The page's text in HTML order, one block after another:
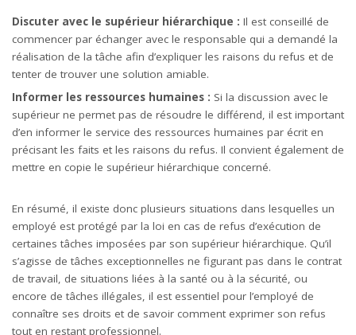
Discuter avec le supérieur hiérarchique : Il est conseillé de
commencer par échanger avec le responsable qui a demandé la
réalisation de la tâche afin d’expliquer les raisons du refus et de
tenter de trouver une solution amiable.
Informer les ressources humaines : Si la discussion avec le
supérieur ne permet pas de résoudre le différend, il est important
d’en informer le service des ressources humaines par écrit en
précisant les faits et les raisons du refus. Il convient également de
mettre en copie le supérieur hiérarchique concerné.
En résumé, il existe donc plusieurs situations dans lesquelles un
employé est protégé par la loi en cas de refus d’exécution de
certaines tâches imposées par son supérieur hiérarchique. Qu’il
s’agisse de tâches exceptionnelles ne figurant pas dans le contrat
de travail, de situations liées à la santé ou à la sécurité, ou
encore de tâches illégales, il est essentiel pour l’employé de
connaître ses droits et de savoir comment exprimer son refus
tout en restant professionnel.